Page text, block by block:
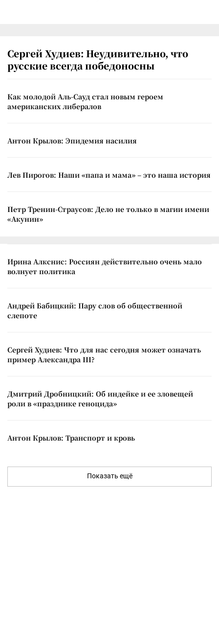
Сергей Худиев: Неудивительно, что
русские всегда победоносны
Как молодой Аль-Сауд стал новым героем
американских либералов
Антон Крылов: Эпидемия насилия
Лев Пирогов: Наши «папа и мама» – это наша история
Петр Тренин-Страусов: Дело не только в магии имени
«Акунин»
Ирина Алкснис: Россиян действительно очень мало
волнует политика
Андрей Бабицкий: Пару слов об общественной
слепоте
Сергей Худиев: Что для нас сегодня может означать
пример Александра III?
Дмитрий Дробницкий: Об индейке и ее зловещей
роли в «празднике геноцида»
Антон Крылов: Транспорт и кровь
Показать ещё